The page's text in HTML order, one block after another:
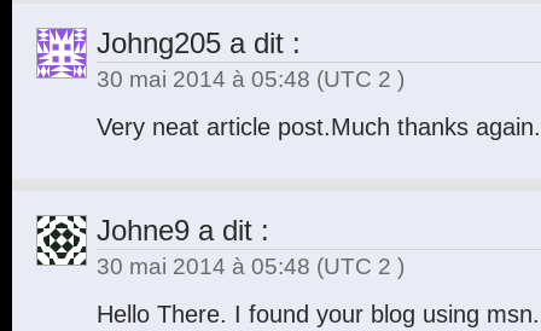
Johng205 a dit :
30 mai 2014 à 05:48 (UTC 2 )
Very neat article post.Much thanks
Johne9 a dit :
30 mai 2014 à 05:48 (UTC 2 )
Hello There. I found your blog using